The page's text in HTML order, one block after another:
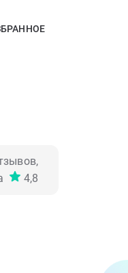
4,8